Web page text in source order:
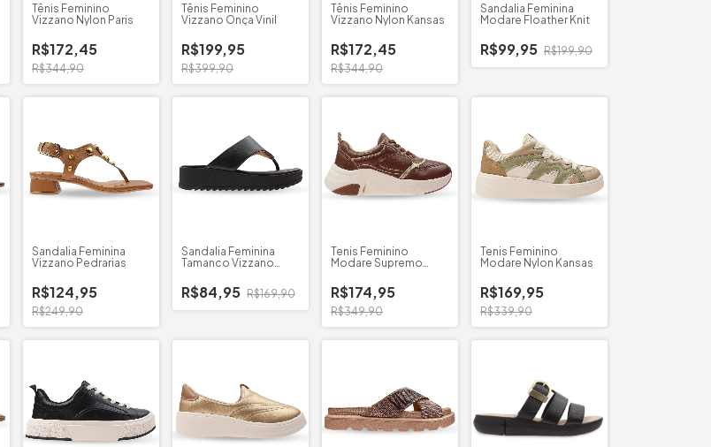
Tênis Feminino
Vizzano Nylon Paris
R$172,45
R$344,90
Tênis Feminino
Vizzano Onça Vinil
R$199,95
R$399,90
Tênis Feminino
Vizzano Nylon Kansas
R$172,45
R$344,90
Sandalia Feminina
Modare Floather Knit
R$99,95 R$199,90
Sandalia Feminina
Vizzano Pedrarias
R$124,95
R$249,90
Sandalia Feminina
Tamanco Vizzano
R$84,95 R$169,90
Tenis Feminino
Modare Supremo
R$174,95
R$349,90
Tenis Feminino
Modare Nylon Kansas
R$169,95
R$339,90